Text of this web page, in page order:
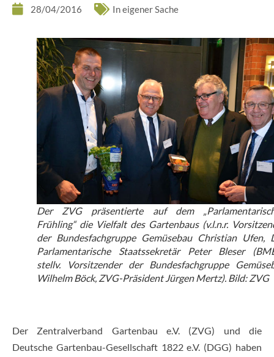
28/04/2016 In eigener Sache
Der ZVG präsentierte auf dem
Frühling“ die Vielfalt des Gartenbaus (v.l.n.r.
der Bundesfachgruppe Gemüsebau Christian Ufen,
Parlamentarische Staatssekretär Peter Bleser
stellv. Vorsitzender der Bundesfachgruppe
Wilhelm Böck, ZVG-Präsident Jürgen Mertz). Bild: ZVG
Der Zentralverband Gartenbau e.V. (ZVG) und die
Deutsche Gartenbau-Gesellschaft 1822 e.V. (DGG) haben